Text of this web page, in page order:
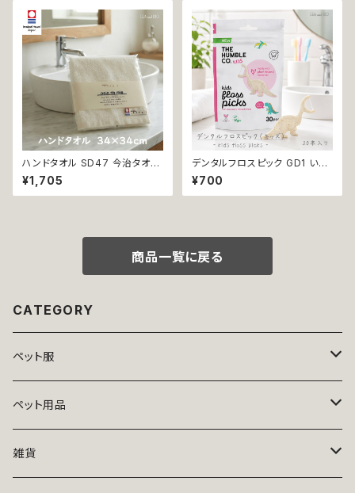
ッグ ウェア ドッグウエア 犬洋服
犬の洋服 洋服 猫 猫服 猫の服
ペット 小型犬 中型犬 おしゃれ
かわいい 可愛い 返品交換不可
ー ホワイト うさぎ ラビット 祭り
極小 小型 猫 ペット 服 犬服 猫
服 古風 伝統 夏 日本 ギフト プ
レゼント 贈り物 返品交換不可
ハンドタオル SD47 今治タオル
タオル 34×34cm Imabari Tir
er 白 アイボリー ラムコ糸 イン
ド綿 贅沢タオル 高級 シンプル
¥1,705
デンタルフロスピック GD1 いち
ごフレーバーデンタルフロス TH
E HUMBLE CO. 30本入り い
ちごフレーバー 恐竜 フロス 歯
¥700
商品一覧に戻る
CATEGORY
ペット服
トップス
ニット
ボトムス
ペット用品
ベッド
雑貨